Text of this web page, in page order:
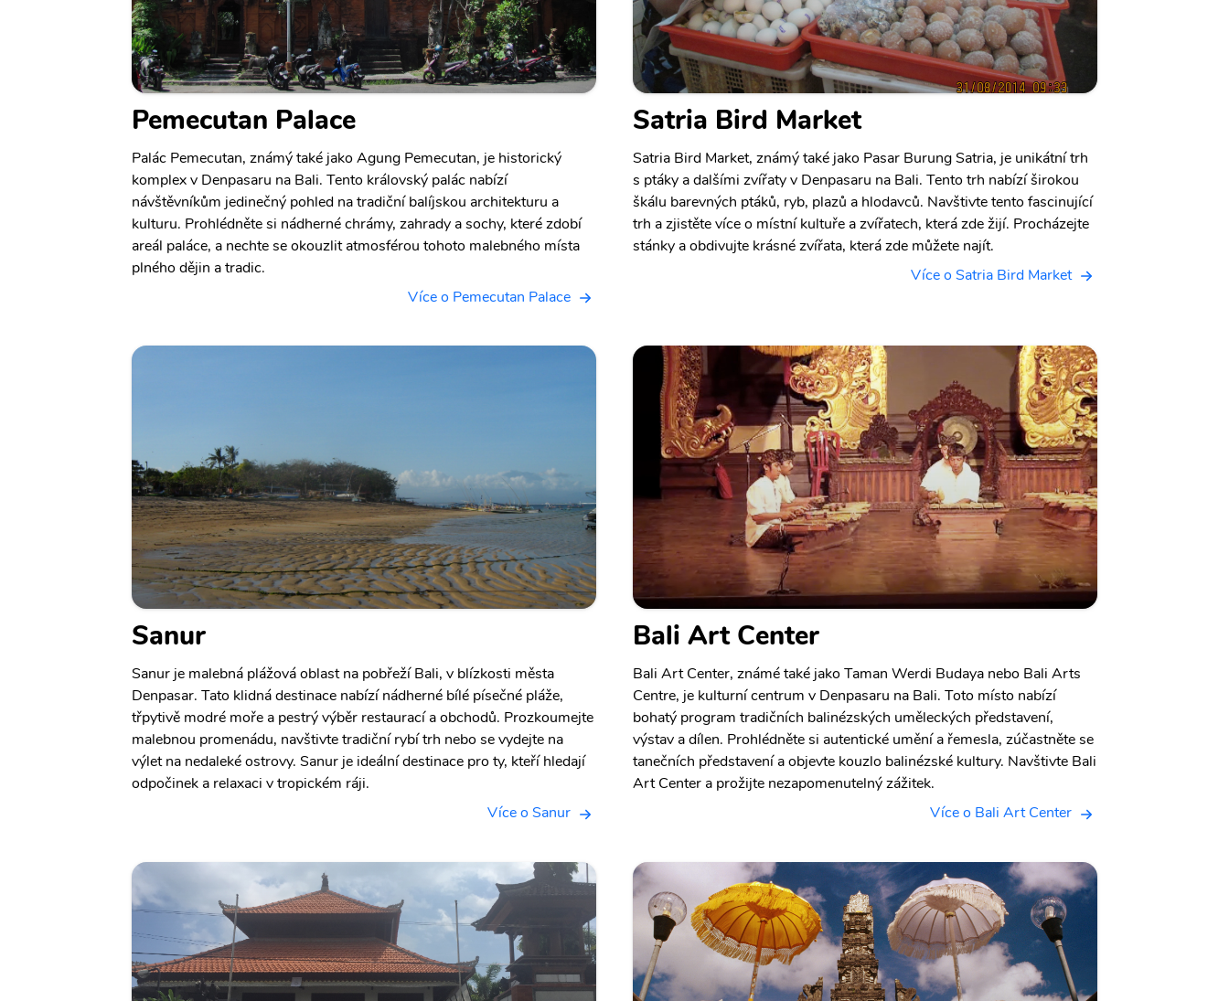
Pemecutan Palace
Palác Pemecutan, známý také jako Agung Pemecutan, je historický
komplex v Denpasaru na Bali. Tento královský palác nabízí
návštěvníkům jedinečný pohled na tradiční balíjskou architekturu a
kulturu. Prohlédněte si nádherné chrámy, zahrady a sochy, které zdobí
areál paláce, a nechte se okouzlit atmosférou tohoto malebného místa
plného dějin a tradic.
Více o Pemecutan Palace
Satria Bird Market
Satria Bird Market, známý také jako Pasar Burung Satria, je unikátní trh
s ptáky a dalšími zvířaty v Denpasaru na Bali. Tento trh nabízí širokou
škálu barevných ptáků, ryb, plazů a hlodavců. Navštivte tento fascinující
trh a zjistěte více o místní kultuře a zvířatech, která zde žijí. Procházejte
stánky a obdivujte krásné zvířata, která zde můžete najít.
Více o Satria Bird Market
Sanur
Sanur je malebná plážová oblast na pobřeží Bali, v blízkosti města
Denpasar. Tato klidná destinace nabízí nádherné bílé písečné pláže,
třpytivě modré moře a pestrý výběr restaurací a obchodů. Prozkoumejte
malebnou promenádu, navštivte tradiční rybí trh nebo se vydejte na
výlet na nedaleké ostrovy. Sanur je ideální destinace pro ty, kteří hledají
odpočinek a relaxaci v tropickém ráji.
Více o Sanur
Bali Art Center
Bali Art Center, známé také jako Taman Werdi Budaya nebo Bali Arts
Centre, je kulturní centrum v Denpasaru na Bali. Toto místo nabízí
bohatý program tradičních balinézských uměleckých představení,
výstav a dílen. Prohlédněte si autentické umění a řemesla, zúčastněte se
tanečních představení a objevte kouzlo balinézské kultury. Navštivte Bali
Art Center a prožijte nezapomenutelný zážitek.
Více o Bali Art Center